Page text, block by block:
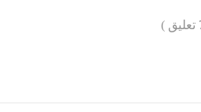
تعليق )